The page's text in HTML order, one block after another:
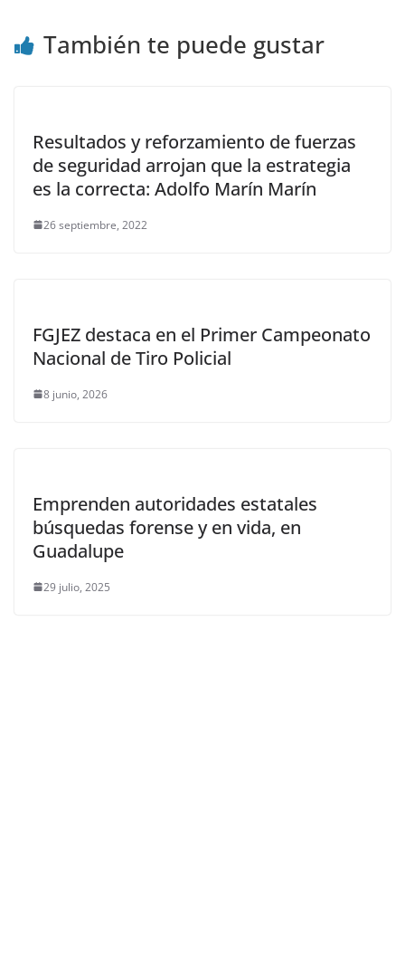
También te puede gustar
Resultados y reforzamiento de fuerzas
de seguridad arrojan que la estrategia
es la correcta: Adolfo Marín Marín
26 septiembre, 2022
FGJEZ destaca en el Primer Campeonato
Nacional de Tiro Policial
8 junio, 2026
Emprenden autoridades estatales
búsquedas forense y en vida, en
Guadalupe
29 julio, 2025